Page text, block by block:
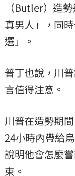
（Butler）造
真男人 」，同
選」。
普丁也說，川
言值得注意。
川普在造勢期
24小時內帶給
說明他會怎麼
束。